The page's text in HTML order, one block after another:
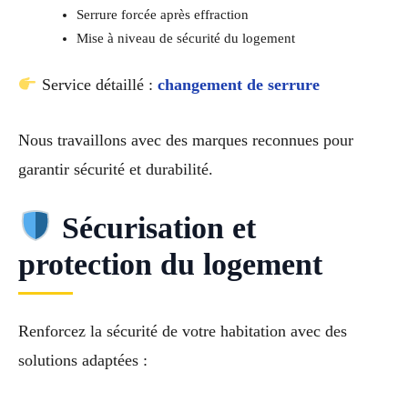
Serrure forcée après effraction
Mise à niveau de sécurité du logement
Service détaillé : changement de serrure
Nous travaillons avec des marques reconnues pour
garantir sécurité et durabilité.
Sécurisation et
protection du logement
Renforcez la sécurité de votre habitation avec des
solutions adaptées :